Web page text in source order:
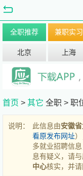
全职推荐 兼职实习
北京 上海
首页 > 其它 全职 > 职
说明： 此信息由安徽
看原发布网址
多就业招聘信
息有疑义，请
中心核实，并请